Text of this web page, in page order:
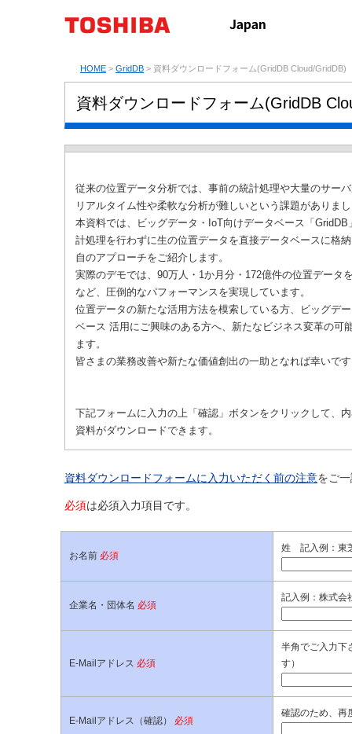
HOME > GridDB > 資料ダウンロードフォーム(GridDB Cloud/GridDB)
資料ダウンロードフォーム(GridDB
従来の位置データ分析では、事前の統計処理や大量のサー
リアルタイム性や柔軟な分析が難しいという課題がありま
本資料では、ビッグデータ・IoT向けデータベース「GridDB
計処理を行わずに生の位置データを直接データベースに格
自のアプローチをご紹介します。
実際のデモでは、90万人・1か月分・172億件の位置データ
など、圧倒的なパフォーマンスを実現しています。
位置データの新たな活用方法を模索している方、ビッグデ
ベース 活用にご興味のある方へ、新たなビジネス変革の可
ます。
皆さまの業務改善や新たな価値創出の一助となれば幸いで
下記フォームに入力の上「確認」ボタンをクリックして、
資料がダウンロードできます。
資料ダウンロードフォームに入力いただく前の注意をご
必須は必須入力項目です。
お名前 必須
姓 記入例：東
企業名・団体名 必須
記入例：株式会
E-Mailアドレス 必須
半角でご入力下
す）
E-Mailアドレス（確認） 必須
確認のため、再